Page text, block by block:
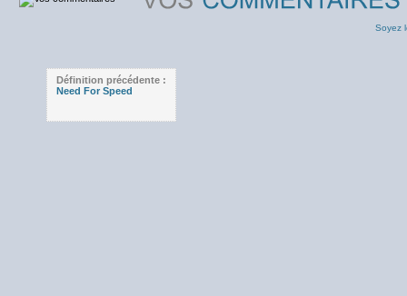
Soyez
Définition précédente :
Need For Speed